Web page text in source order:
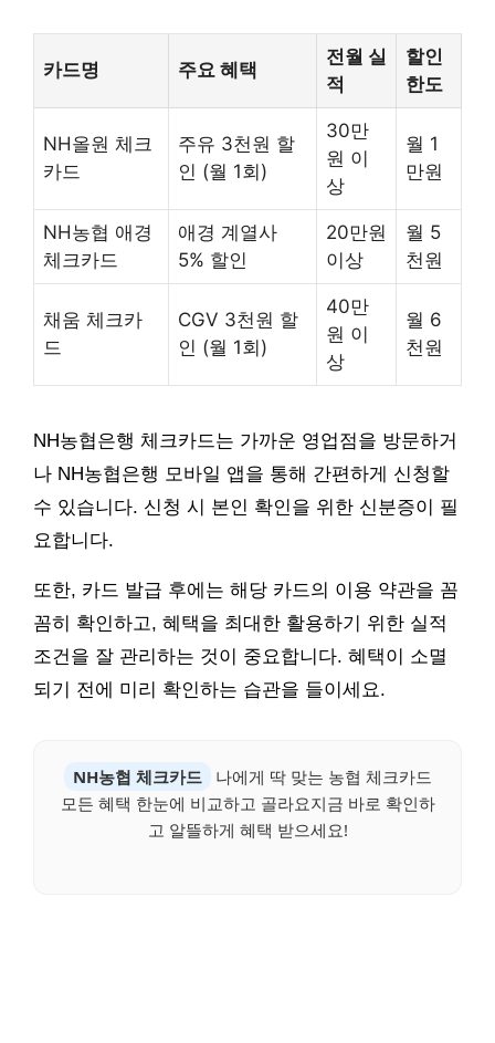
카드명 주요 혜택
전월 실
적
할인
한도
NH올원 체크
카드
주유 3천원 할
인 (월 1회)
30만
원 이
상
월 1
만원
NH농협 애경
체크카드
애경 계열사
5% 할인
20만원
이상
월 5
천원
채움 체크카
드
CGV 3천원 할
인 (월 1회)
40만
원 이
상
월 6
천원
NH농협은행 체크카드는 가까운 영업점을 방문하거
나 NH농협은행 모바일 앱을 통해 간편하게 신청할
수 있습니다. 신청 시 본인 확인을 위한 신분증이 필
요합니다.
또한, 카드 발급 후에는 해당 카드의 이용 약관을 꼼
꼼히 확인하고, 혜택을 최대한 활용하기 위한 실적
조건을 잘 관리하는 것이 중요합니다. 혜택이 소멸
되기 전에 미리 확인하는 습관을 들이세요.
NH농협 체크카드
나에게 딱 맞는 농협 체크카드
모든 혜택 한눈에 비교하고 골라요지금 바로 확인하
고 알뜰하게 혜택 받으세요!